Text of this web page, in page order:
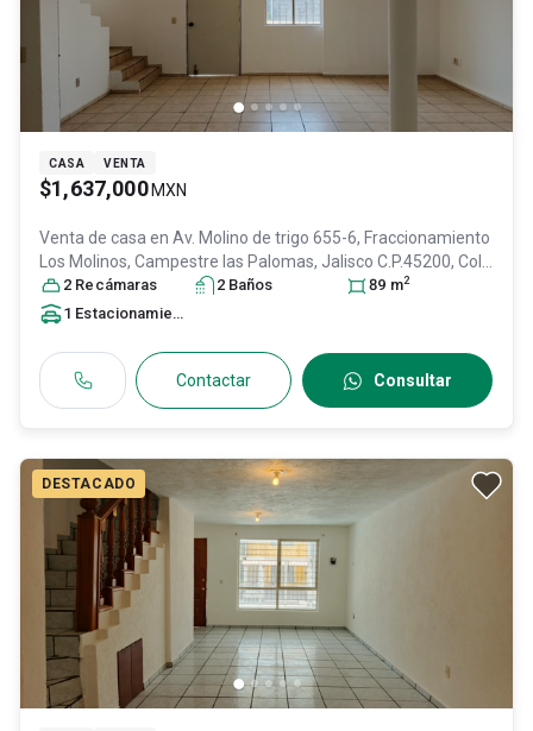
CASA VENTA
$1,637,000 MXN
Venta de casa en Av. Molino de trigo 655-6, Fraccionamiento
Los Molinos, Campestre las Palomas, Jalisco C.P.45200, Col.
Campestre Las Palomas,Zapopan , Jalisco, México
45200, ID:29766002
2 Recámaras 2 Baños 89 m2
1 Estacionamiento
Contactar Consultar
DESTACADO